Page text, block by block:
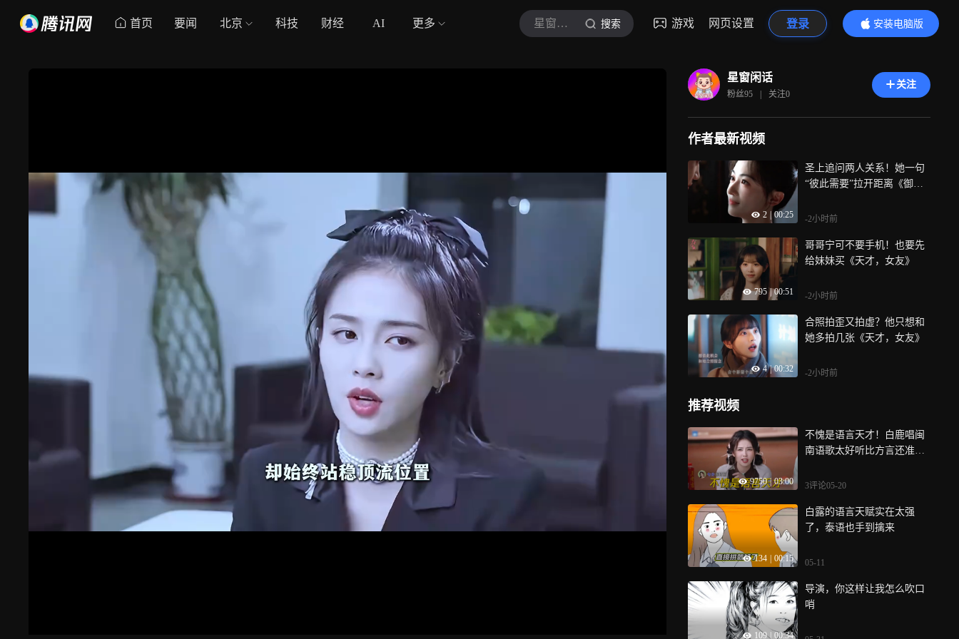
首页 要闻 北京 科技 财经 AI 更多 星窗闲话 搜索 游戏 网页设置 登录
安装电脑版
内容更精彩
星窗闲话
粉丝95 | 关注0
关注
作者最新视频
2 00:25
圣上追问两人关系！她一句
“彼此需要”拉开距离《御廷
-2小时前
795 | 00:51
哥哥宁可不要手机！也要先
给妹妹买《天才，女友》
-2小时前
4 | 00:32
合照拍歪又拍虚？他只想和
她多拍几张《天才，女友》
-2小时前
推荐视频
9750 | 03:00
不愧是语言天才！白鹿唱闽
南语歌太好听比方言还准，
3评论05-20
134 00:15
白露的语言天赋实在太强
了，泰语也手到擒来
05-11
109 | 00:34
导演，你这样让我怎么吹口
哨